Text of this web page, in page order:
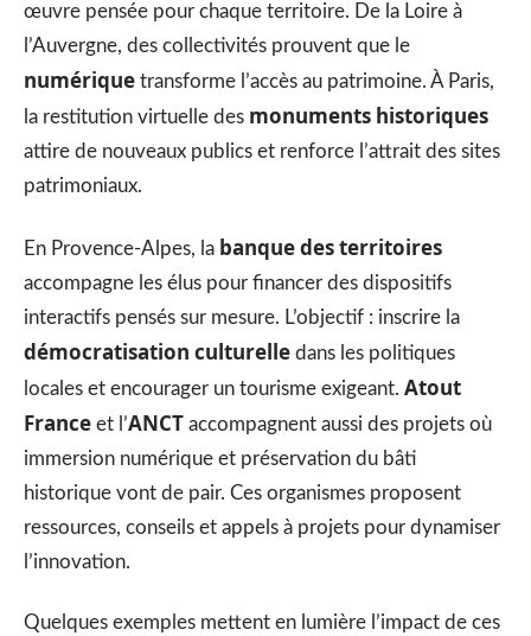
œuvre pensée pour chaque territoire. De la Loire à
l’Auvergne, des collectivités prouvent que le
numérique transforme l’accès au patrimoine. À Paris,
la restitution virtuelle des monuments historiques
attire de nouveaux publics et renforce l’attrait des sites
patrimoniaux.
En Provence-Alpes, la banque des territoires
accompagne les élus pour financer des dispositifs
interactifs pensés sur mesure. L’objectif : inscrire la
démocratisation culturelle dans les politiques
locales et encourager un tourisme exigeant. Atout
France et l’ANCT accompagnent aussi des projets où
immersion numérique et préservation du bâti
historique vont de pair. Ces organismes proposent
ressources, conseils et appels à projets pour dynamiser
l’innovation.
Quelques exemples mettent en lumière l’impact de ces